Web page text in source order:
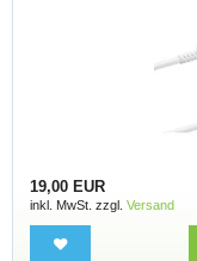
19,00 EUR
inkl. MwSt. zzgl. Versand